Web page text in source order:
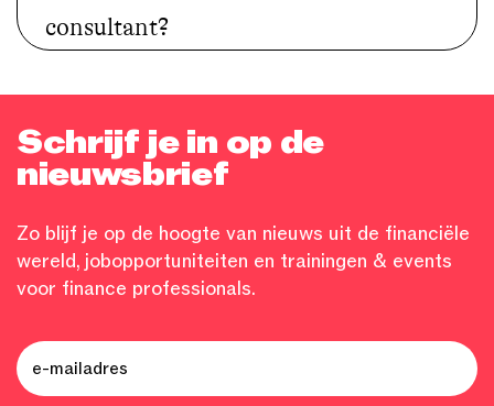
consultant?
Schrijf je in op de
nieuwsbrief
Zo blijf je op de hoogte van nieuws uit de financiële
wereld, jobopportuniteiten en trainingen & events
voor finance professionals.